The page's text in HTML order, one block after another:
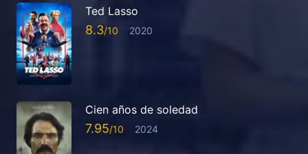
Ted Lasso
8.3 2020
Cien años de soledad
7.95 2024